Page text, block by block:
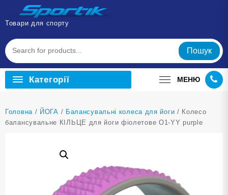
Перейти
вмісту
Товари для спорту
Пошук
Категорії МЕНЮ
Головна / ЙОГА / Балансувальні колеса для йоги / Колесо
балансувальне КІЛЬЦЕ для йоги фіолетове O1-YY purple